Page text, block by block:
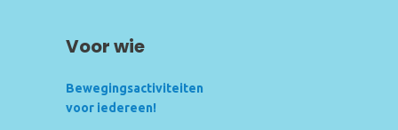
Voor wie
Bewegingsactiviteiten
voor iedereen!